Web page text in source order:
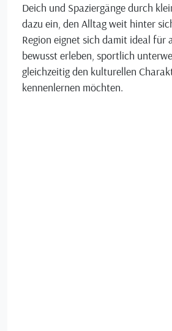
Deich und Spaziergänge durch
dazu ein, den Alltag weit hinter
Region eignet sich damit ideal für
bewusst erleben, sportlich
gleichzeitig den kulturellen
kennenlernen möchten.